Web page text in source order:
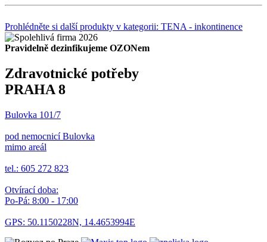
Prohlédněte si další produkty v kategorii: TENA - inkontinence
Pravidelně dezinfikujeme OZONem
Zdravotnické potřeby
PRAHA 8
Bulovka 101/7
pod nemocnicí Bulovka
mimo areál
tel.: 605 272 823
Otvírací doba:
Po-Pá: 8:00 - 17:00
GPS: 50.1150228N, 14.4653994E